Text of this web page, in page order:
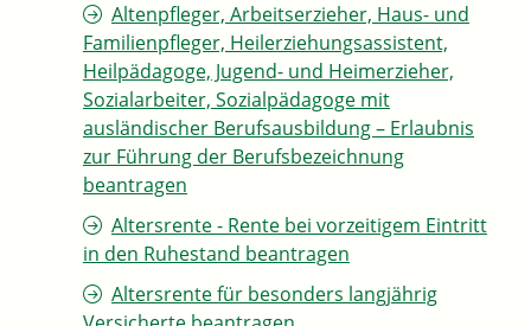
Altenpfleger, Arbeitserzieher, Haus- und
Familienpfleger, Heilerziehungsassistent,
Heilpädagoge, Jugend- und Heimerzieher,
Sozialarbeiter, Sozialpädagoge mit
ausländischer Berufsausbildung – Erlaubnis
zur Führung der Berufsbezeichnung
beantragen
Altersrente - Rente bei vorzeitigem Eintritt
in den Ruhestand beantragen
Altersrente für besonders langjährig